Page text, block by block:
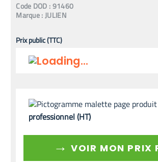
Code DOD :91460
Marque :JULIEN
Prix public (TTC)
professionnel (HT)
→ VOIR MON PRIX